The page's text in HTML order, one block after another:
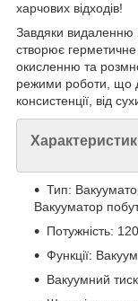
харчових відходів!
Завдяки видаленню
створює
окисленню та
режими роботи, що
консистенції, від
Тип:
Вакууматор
Потужність:
Функції:
Вакуумний